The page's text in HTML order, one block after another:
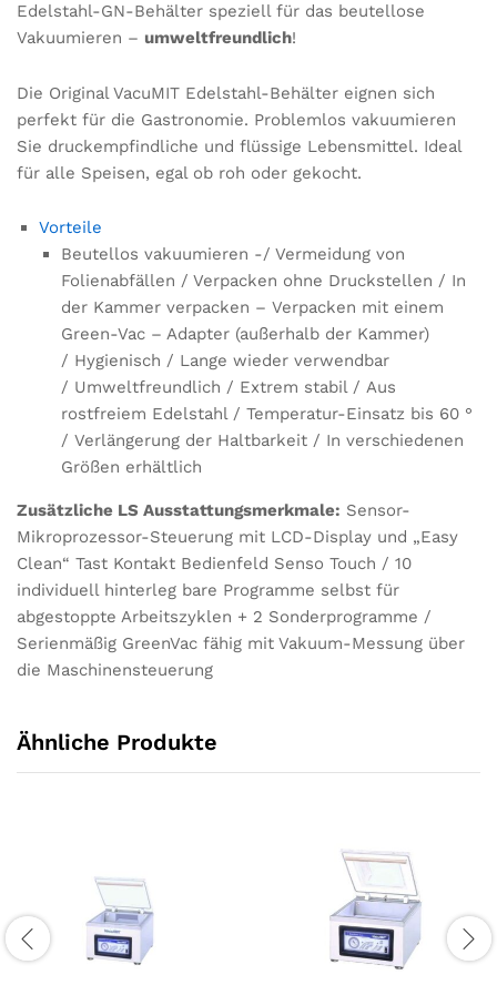
Edelstahl-GN-Behälter speziell für das beutellose
Vakuumieren – umweltfreundlich!
Die Original VacuMIT Edelstahl-Behälter eignen sich
perfekt für die Gastronomie. Problemlos vakuumieren
Sie druckempfindliche und flüssige Lebensmittel. Ideal
für alle Speisen, egal ob roh oder gekocht.
Vorteile
Beutellos vakuumieren -/ Vermeidung von
Folienabfällen / Verpacken ohne Druckstellen / In
der Kammer verpacken – Verpacken mit einem
Green-Vac – Adapter (außerhalb der Kammer)
/ Hygienisch / Lange wieder verwendbar
/ Umweltfreundlich / Extrem stabil / Aus
rostfreiem Edelstahl / Temperatur-Einsatz bis 60 °
/ Verlängerung der Haltbarkeit / In verschiedenen
Größen erhältlich
Zusätzliche LS Ausstattungsmerkmale: Sensor-
Mikroprozessor-Steuerung mit LCD-Display und „Easy
Clean“ Tast Kontakt Bedienfeld Senso Touch / 10
individuell hinterleg bare Programme selbst für
abgestoppte Arbeitszyklen + 2 Sonderprogramme /
Serienmäßig GreenVac fähig mit Vakuum-Messung über
die Maschinensteuerung
Ähnliche Produkte